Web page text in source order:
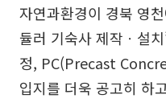
자연과환경이 경북 영
듈러 기숙사 제작ㆍ설
정, PC(Precast
입지를 더욱 공고히 하